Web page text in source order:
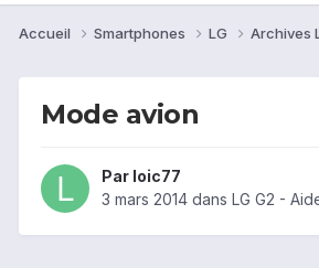
Accueil Smartphones LG Archives
Mode avion
Par loic77
3 mars 2014 dans LG G2 -